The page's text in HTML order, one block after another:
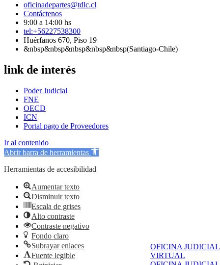
OFICINA JUDICIAL
VIRTUAL
oficinadepartes@tdlc.cl
Contáctenos
9:00 a 14:00 hs
tel:+56227538300
Huérfanos 670, Piso 19
&nbsp&nbsp&nbsp&nbsp&nbsp(Santiago-Chile)
link de interés
Poder Judicial
FNE
OECD
ICN
Portal pago de Proveedores
Ir al contenido
Abrir barra de herramientas
Herramientas de accesibilidad
Aumentar texto
Disminuir texto
Escala de grises
Alto contraste
Contraste negativo
Fondo claro
Subrayar enlaces
Fuente legible